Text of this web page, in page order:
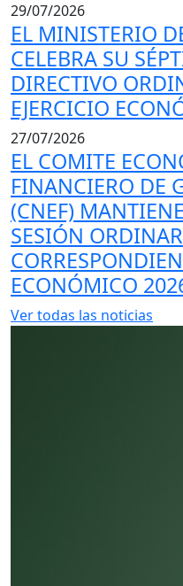
29/07/2026
EL MINISTERIO
CELEBRA SU
DIRECTIVO
EJERCICIO
27/07/2026
EL COMITE
FINANCIERO DE
(CNEF)
SESIÓN
ECONÓMICO
Ver todas las noticias